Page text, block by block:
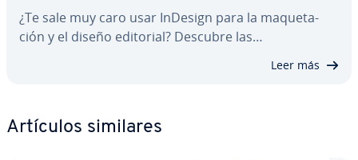
¿Te sale muy caro usar InDesign para la ma­que­ta­
ción y el diseño editorial? Descubre las…
Leer más
Artículos similares